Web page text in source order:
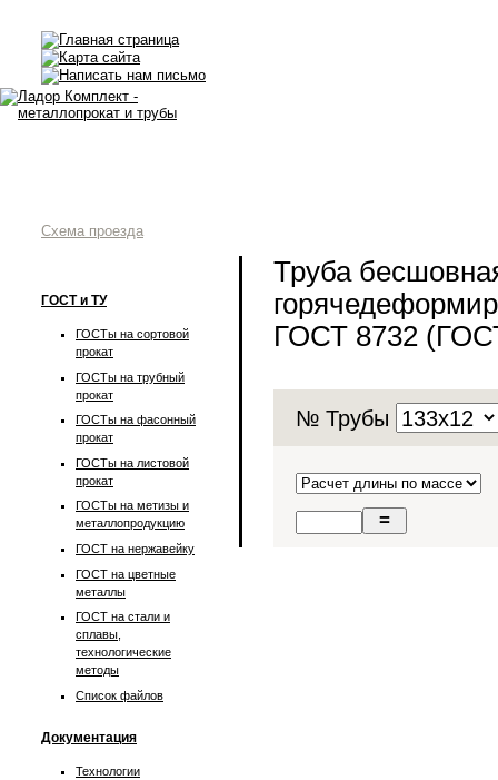
Схема проезда
ГОСТ и ТУ
ГОСТы на сортовой
прокат
ГОСТы на трубный
прокат
ГОСТы на фасонный
прокат
ГОСТы на листовой
прокат
ГОСТы на метизы и
металлопродукцию
ГОСТ на нержавейку
ГОСТ на цветные
металлы
ГОСТ на стали и
сплавы,
технологические
методы
Список файлов
Документация
Технологии
Труба
ГОСТ 8732
№ Трубы